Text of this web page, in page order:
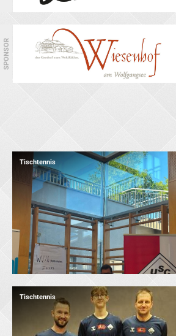
SPONSOR
Tischtennis
Tischtennis